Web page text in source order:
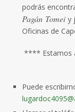
podrás
Pagán Tomei y
Oficinas de
**** Estamos
Puede